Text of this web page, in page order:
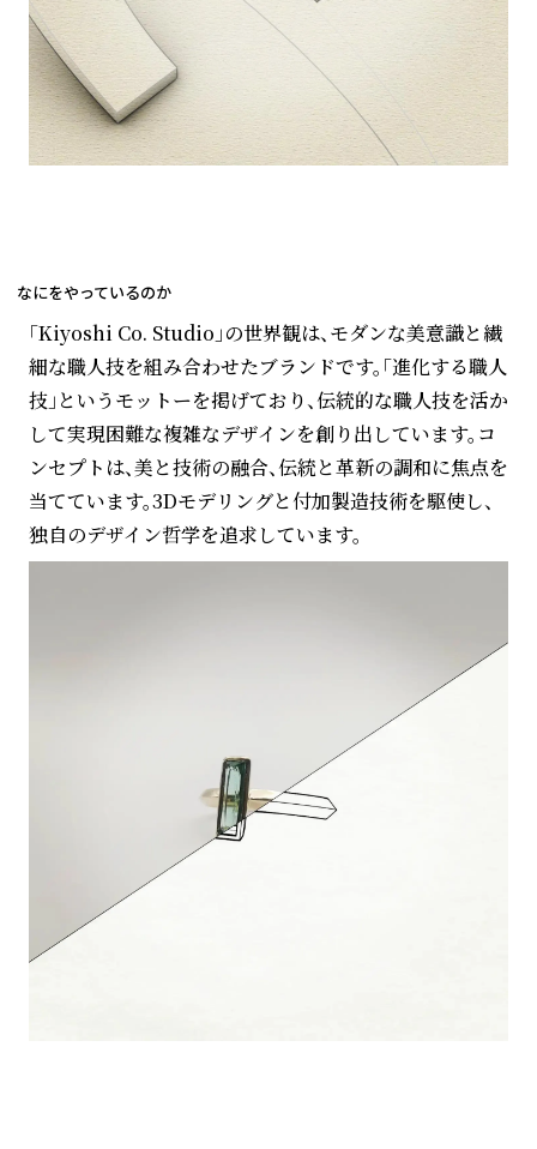
なにをやっているのか
「Kiyoshi Co. Studio」の世界観は、モダンな美意識と繊
細な職人技を組み合わせたブランドです。「進化する職人
技」というモットーを掲げており、伝統的な職人技を活か
して実現困難な複雑なデザインを創り出しています。コ
ンセプトは、美と技術の融合、伝統と革新の調和に焦点を
当てています。3Dモデリングと付加製造技術を駆使し、
独自のデザイン哲学を追求しています。